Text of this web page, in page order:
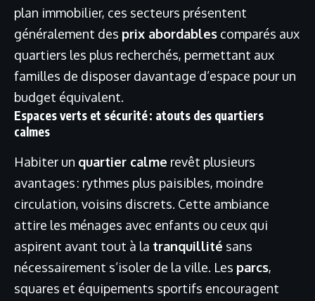
plan immobilier, ces secteurs présentent
généralement des prix abordables comparés aux
quartiers les plus recherchés, permettant aux
familles de disposer davantage d’espace pour un
budget équivalent.
Espaces verts et sécurité : atouts des quartiers
calmes
Habiter un quartier calme revêt plusieurs
avantages : rythmes plus paisibles, moindre
circulation, voisins discrets. Cette ambiance
attire les ménages avec enfants ou ceux qui
aspirent avant tout à la tranquillité sans
nécessairement s’isoler de la ville. Les parcs,
squares et équipements sportifs encouragent